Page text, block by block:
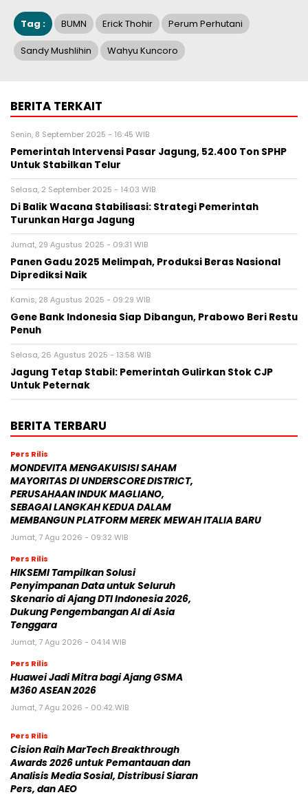
Tag : BUMN Erick Thohir Perum Perhutani
Sandy Mushlihin Wahyu Kuncoro
BERITA TERKAIT
Senin, 8 September 2025 - 16:45 WIB
Pemerintah Intervensi Pasar Jagung, 52.400 Ton SPHP
Untuk Stabilkan Telur
Selasa, 2 September 2025 - 14:03 WIB
Di Balik Wacana Stabilisasi: Strategi Pemerintah
Turunkan Harga Jagung
Jumat, 29 Agustus 2025 - 09:31 WIB
Panen Gadu 2025 Melimpah, Produksi Beras Nasional
Diprediksi Naik
Kamis, 28 Agustus 2025 - 09:29 WIB
Gene Bank Indonesia Siap Dibangun, Prabowo Beri Restu
Penuh
Selasa, 26 Agustus 2025 - 13:58 WIB
Jagung Tetap Stabil: Pemerintah Gulirkan Stok CJP
Untuk Peternak
BERITA TERBARU
Pers Rilis
MONDEVITA MENGAKUISISI SAHAM
MAYORITAS DI UNDERSCORE DISTRICT,
PERUSAHAAN INDUK MAGLIANO,
SEBAGAI LANGKAH KEDUA DALAM
MEMBANGUN PLATFORM MEREK MEWAH ITALIA BARU
Jumat, 7 Agu 2026 - 09:32 WIB
Pers Rilis
HIKSEMI Tampilkan Solusi
Penyimpanan Data untuk Seluruh
Skenario di Ajang DTI Indonesia 2026,
Dukung Pengembangan AI di Asia
Tenggara
Jumat, 7 Agu 2026 - 04:14 WIB
Pers Rilis
Huawei Jadi Mitra bagi Ajang GSMA
M360 ASEAN 2026
Jumat, 7 Agu 2026 - 00:42 WIB
Pers Rilis
Cision Raih MarTech Breakthrough
Awards 2026 untuk Pemantauan dan
Analisis Media Sosial, Distribusi Siaran
Pers, dan AEO